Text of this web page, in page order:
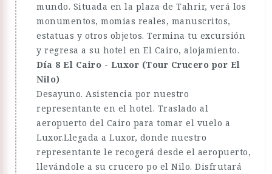
mundo. Situada en la plaza de Tahrir, verá los
monumentos, momias reales, manuscritos,
estatuas y otros objetos. Termina tu excursión
y regresa a su hotel en El Cairo, alojamiento.
Día 8 El Cairo - Luxor (Tour Crucero por El
Nilo)
Desayuno. Asistencia por nuestro
representante en el hotel. Traslado al
aeropuerto del Cairo para tomar el vuelo a
Luxor.Llegada a Luxor, donde nuestro
representante le recogerá desde el aeropuerto,
llevándole a su crucero po el Nilo. Disfrutará